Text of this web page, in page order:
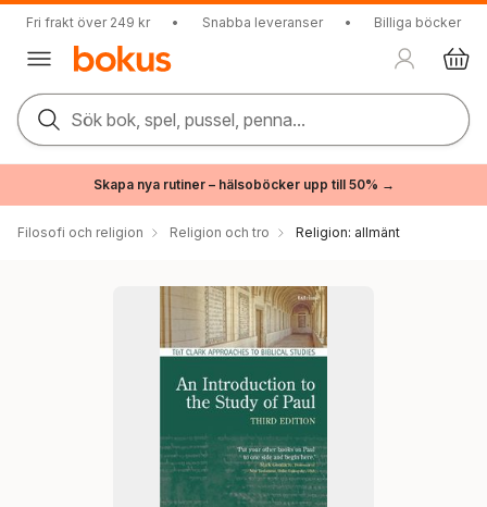
Fri frakt över 249 kr • Snabba leveranser • Billiga böcker
Sök bok, spel, pussel, penna...
Skapa nya rutiner – hälsoböcker upp till 50% →
Filosofi och religion Religion och tro Religion: allmänt